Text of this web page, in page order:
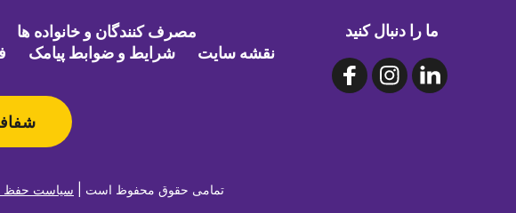
مصرف کنندگان و خانواده ها
شرایط و ضوابط پیامک نقشه سایت
©۲۰۲۶ NLACRC | تمامی حقوق محفوظ است | سیاست حفظ
ما را دنبال کنید